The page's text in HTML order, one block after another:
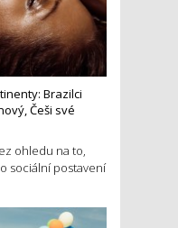
Brazilci
Češi své
ohledu na to,
sociální postavení